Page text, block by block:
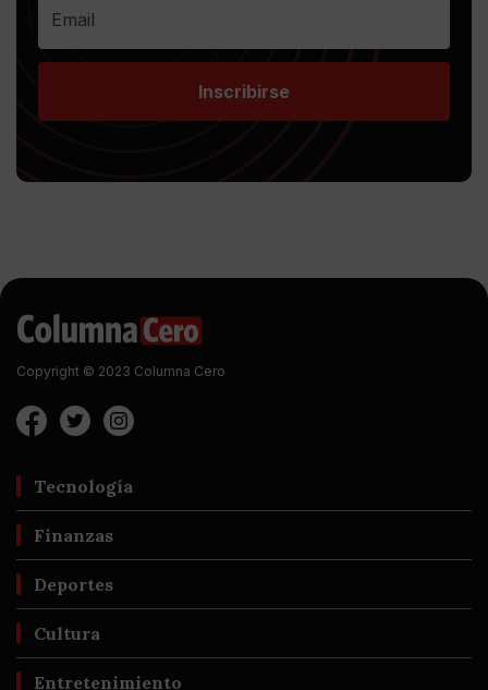
Inscribirse
Copyright © 2023 Columna Cero
Tecnología
Finanzas
Deportes
Cultura
Entretenimiento